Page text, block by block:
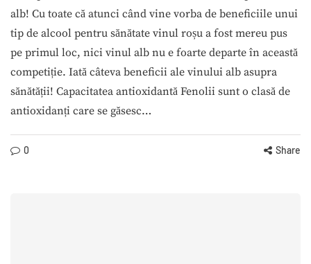
alb! Cu toate că atunci când vine vorba de beneficiile unui
tip de alcool pentru sănătate vinul roșu a fost mereu pus
pe primul loc, nici vinul alb nu e foarte departe în această
competiție. Iată câteva beneficii ale vinului alb asupra
sănătății! Capacitatea antioxidantă Fenolii sunt o clasă de
antioxidanți care se găsesc…
0 Share